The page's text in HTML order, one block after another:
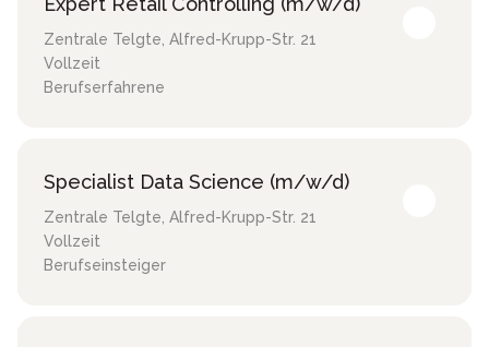
Zentrale Telgte, Alfred-Krupp-Str. 21
Vollzeit
Berufserfahrene
Specialist Data Science (m/w/d)
Zentrale Telgte, Alfred-Krupp-Str. 21
Vollzeit
Berufseinsteiger